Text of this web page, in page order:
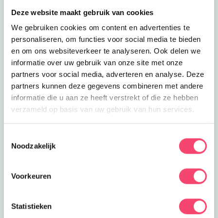
Deze website maakt gebruik van cookies
We gebruiken cookies om content en advertenties te
personaliseren, om functies voor social media te bieden
en om ons websiteverkeer te analyseren. Ook delen we
informatie over uw gebruik van onze site met onze
partners voor social media, adverteren en analyse. Deze
partners kunnen deze gegevens combineren met andere
informatie die u aan ze heeft verstrekt of die ze hebben
verzameld op basis van uw gebruik van hun services.
Noodzakelijk
Voorkeuren
Statistieken
10.2 km
Natuurzwembad Walburgen
Hou je van waterpret en zand, ga dan
een dagje naar dit mooi gelegen
natuurzwembad in Gendt!
10.3 km
Feestjes
Kinderkookfeestjes 9+
Kookfeestje in Groessen. Wat wil je
maken; Italiaans, vergeten groenten of
Lees meer Kinderkookfeestjes 9+
huidverzorging en make-up en daarna
Word jij de echte Slootjesexpert? Kom
Lees meer IVN slootjesdag